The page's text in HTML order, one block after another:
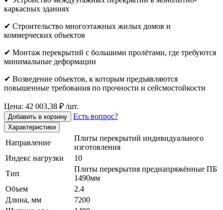
каркасных зданиях
✔ Строительство многоэтажных жилых домов и
коммерческих объектов
✔ Монтаж перекрытий с большими пролётами, где требуются
минимальные деформации
✔ Возведение объектов, к которым предъявляются
повышенные требования по прочности и сейсмостойкости
Цена: 42 003,38 ₽ /шт.
Добавить в корзину Есть вопрос?
Характеристики
Направление
Плиты перекрытий индивидуального
изготовления
Индекс нагрузки
10
Тип
Плиты перекрытия преднапряжённые ПБ
1490мм
Объем
2.4
Длина, мм
7200